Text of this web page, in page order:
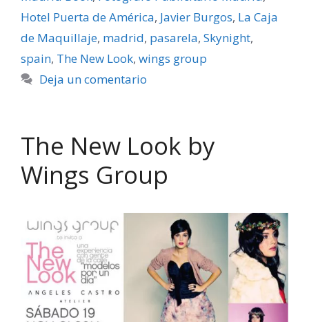
Hotel Puerta de América, Javier Burgos, La Caja
de Maquillaje, madrid, pasarela, Skynight,
spain, The New Look, wings group
Deja un comentario
The New Look by
Wings Group